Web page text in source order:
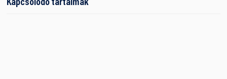
Kapcsolódó tartalmak